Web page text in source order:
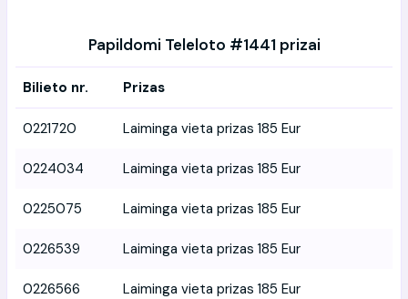
Papildomi Teleloto #1441 prizai
Bilieto nr. Prizas
0221720 Laiminga vieta prizas 185 Eur
0224034 Laiminga vieta prizas 185 Eur
0225075 Laiminga vieta prizas 185 Eur
0226539 Laiminga vieta prizas 185 Eur
0226566 Laiminga vieta prizas 185 Eur